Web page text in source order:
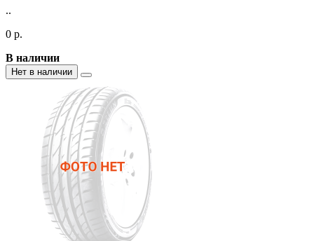
..
0 р.
В наличии
Нет в наличии